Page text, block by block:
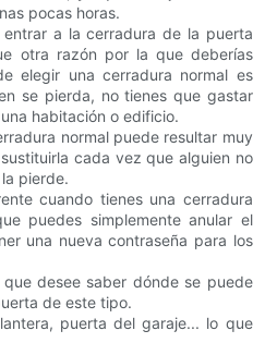
pocas horas.
a la cerradura de la puerta
otra razón por la que deberías
elegir una cerradura normal es
se pierda, no tienes que gastar
habitación o edificio.
normal puede resultar muy
cada vez que alguien no
pierde.
cuando tienes una cerradura
puedes simplemente anular el
una nueva contraseña para los
desee saber dónde se puede
de este tipo.
puerta del garaje... lo que